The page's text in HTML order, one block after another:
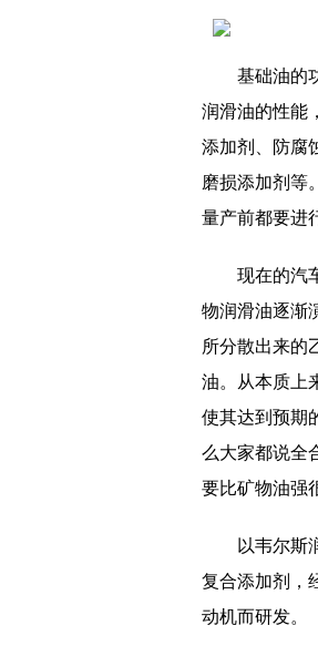
基础油的
润滑油的性能
添加剂、防腐
磨损添加剂等
量产前都要进
现在的汽
物润滑油逐渐
所分散出来的
油。从本质上
使其达到预期
么大家都说全
要比矿物油强
以韦尔斯
复合添加剂，
动机而研发。